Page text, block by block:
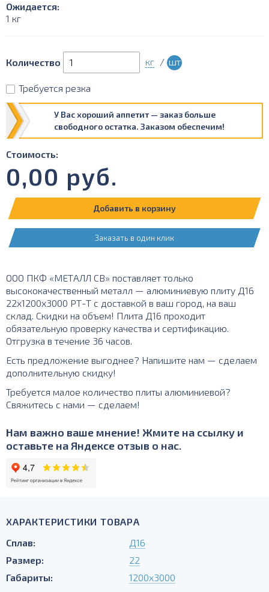
Ожидается:
1 кг
Количество кг / шт
Требуется резка
У Вас хороший аппетит — заказ больше
свободного остатка. Заказом обеспечим!
Стоимость:
0,00 руб.
Добавить в корзину
Заказать в один клик
ООО ПКФ «МЕТАЛЛ СВ» поставляет только
высококачественный металл — алюминиевую плиту Д16
22х1200х3000 РТ-Т с доставкой в ваш город, на ваш
склад. Скидки на объем! Плита Д16 проходит
обязательную проверку качества и сертификацию.
Отгрузка в течение 36 часов.
Есть предложение выгоднее? Напишите нам — сделаем
дополнительную скидку!
Требуется малое количество плиты алюминиевой?
Свяжитесь с нами — сделаем!
Нам важно ваше мнение! Жмите на ссылку и
оставьте на Яндексе отзыв о нас.
ХАРАКТЕРИСТИКИ ТОВАРА
Сплав:
Д16
Размер:
22
Габариты:
1200х3000